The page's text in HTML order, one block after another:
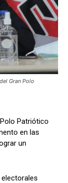
Gran Polo
Patriótico
en las
un
electorales